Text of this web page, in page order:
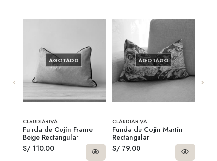
AGOTADO
CLAUDIARIVA
Funda de Cojín Frame
Beige Rectangular
S/ 110.00
AGOTADO
CLAUDIARIVA
Funda de Cojín Martín
Rectangular
S/ 79.00